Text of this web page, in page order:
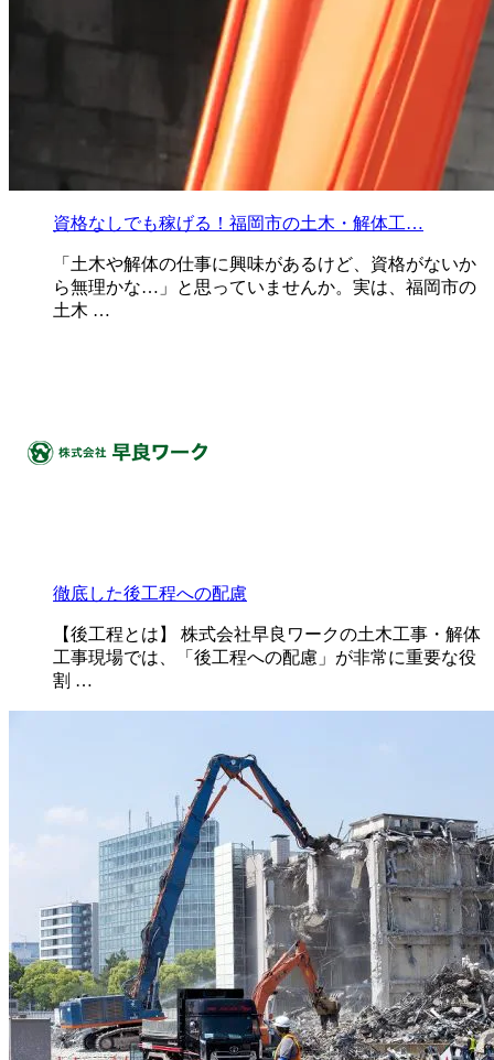
資格なしでも稼げる！福岡市の土木・解体工…
「土木や解体の仕事に興味があるけど、資格がないか
ら無理かな…」と思っていませんか。実は、福岡市の
土木 …
徹底した後工程への配慮
【後工程とは】 株式会社早良ワークの土木工事・解体
工事現場では、「後工程への配慮」が非常に重要な役
割 …